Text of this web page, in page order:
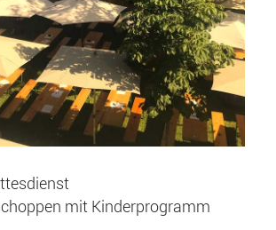
mit Kinderprogramm